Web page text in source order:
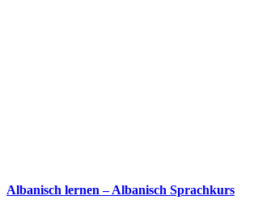
Albanisch lernen – Albanisch Sprachkurs